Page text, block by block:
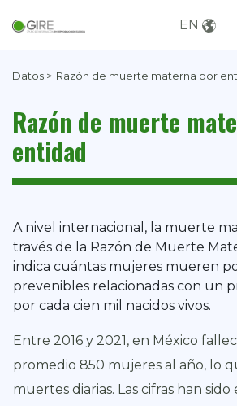
EN
Datos > Razón de muerte materna por
Razón de muerte
entidad
A nivel internacional, la muerte
través de la Razón de Muerte
indica cuántas mujeres mueren
prevenibles relacionadas con un
por cada cien mil nacidos vivos.
Entre 2016 y 2021, en México
promedio 850 mujeres al año, lo
muertes diarias. Las cifras han